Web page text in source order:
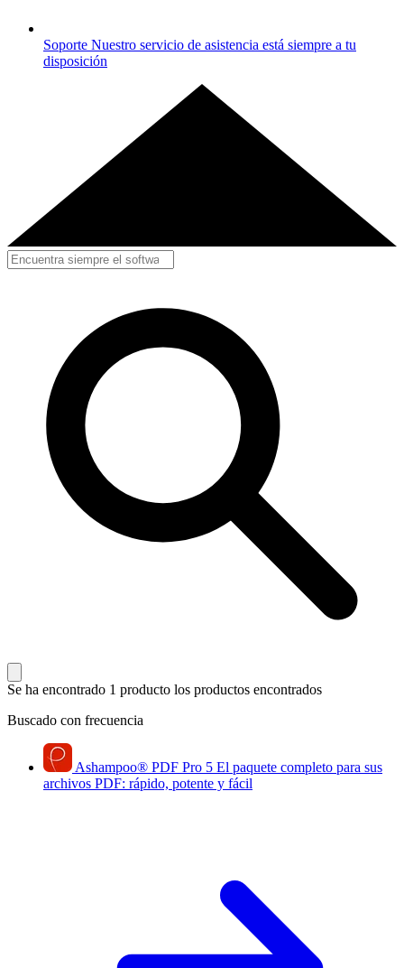
Soporte Nuestro servicio de asistencia está siempre a tu
disposición
Se ha encontrado 1 producto los productos encontrados
Buscado con frecuencia
Ashampoo® PDF Pro 5 El paquete completo para sus
archivos PDF: rápido, potente y fácil